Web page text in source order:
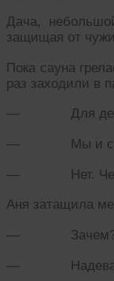
Дача,
защищая от
Пока сауна
раз заходили в
— Для девочек
— Мы и с
— Нет. Через
Аня затащила
—
— Надевай,